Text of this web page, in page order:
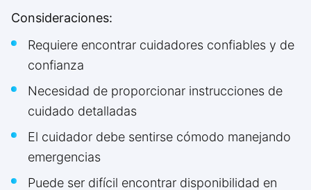
Consideraciones:
Requiere encontrar cuidadores confiables y de
confianza
Necesidad de proporcionar instrucciones de
cuidado detalladas
El cuidador debe sentirse cómodo manejando
emergencias
Puede ser difícil encontrar disponibilidad en